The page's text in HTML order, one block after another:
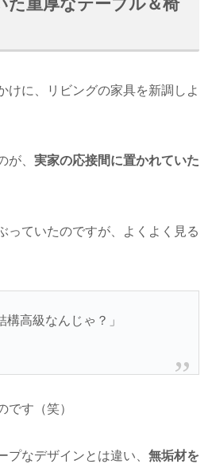
けに、リビングの家具を新調しよ
が、 実家の応接間に置かれていた
っていたのですが、よくよく見る
高級なんじゃ？」
です（笑）
プなデザインとは違い、 無垢材を